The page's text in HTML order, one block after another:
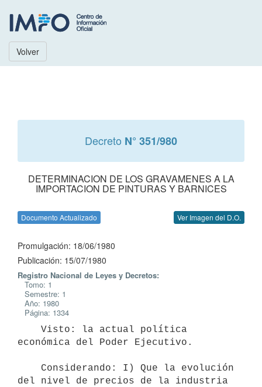
Volver
Decreto N° 351/980
DETERMINACION DE LOS GRAVAMENES A LA
IMPORTACION DE PINTURAS Y BARNICES
Documento Actualizado Ver Imagen del D.O.
Promulgación: 18/06/1980
Publicación: 15/07/1980
Registro Nacional de Leyes y Decretos:
Tomo: 1
Semestre: 1
Año: 1980
Página: 1334
económica del Poder Ejecutivo.
del nivel de precios de la industria